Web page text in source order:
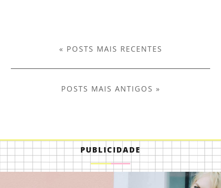
« POSTS MAIS RECENTES
POSTS MAIS ANTIGOS »
PUBLICIDADE